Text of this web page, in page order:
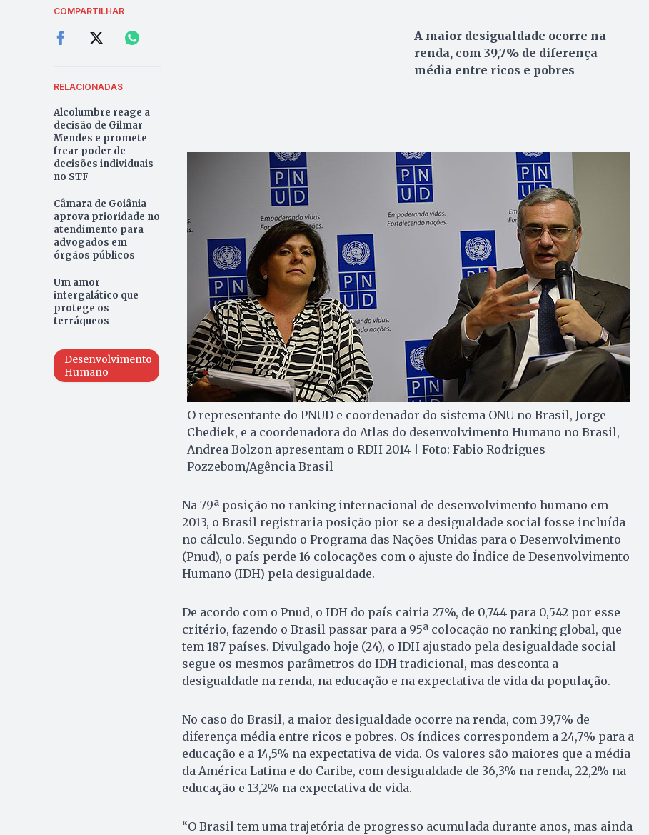
COMPARTILHAR
RELACIONADAS
Alcolumbre reage a
decisão de Gilmar
Mendes e promete
frear poder de
decisões individuais
no STF
Câmara de Goiânia
aprova prioridade no
atendimento para
advogados em
órgãos públicos
Um amor
intergalático que
protege os
terráqueos
Desenvolvimento
Humano
A maior desigualdade ocorre na
renda, com 39,7% de diferença
média entre ricos e pobres
O representante do PNUD e coordenador do sistema ONU no Brasil, Jorge
Chediek, e a coordenadora do Atlas do desenvolvimento Humano no Brasil,
Andrea Bolzon apresentam o RDH 2014 | Foto: Fabio Rodrigues
Pozzebom/Agência Brasil
Na 79ª posição no ranking internacional de desenvolvimento humano em
2013, o Brasil registraria posição pior se a desigualdade social fosse incluída
no cálculo. Segundo o Programa das Nações Unidas para o Desenvolvimento
(Pnud), o país perde 16 colocações com o ajuste do Índice de Desenvolvimento
Humano (IDH) pela desigualdade.
De acordo com o Pnud, o IDH do país cairia 27%, de 0,744 para 0,542 por esse
critério, fazendo o Brasil passar para a 95ª colocação no ranking global, que
tem 187 países. Divulgado hoje (24), o IDH ajustado pela desigualdade social
segue os mesmos parâmetros do IDH tradicional, mas desconta a
desigualdade na renda, na educação e na expectativa de vida da população.
No caso do Brasil, a maior desigualdade ocorre na renda, com 39,7% de
diferença média entre ricos e pobres. Os índices correspondem a 24,7% para a
educação e a 14,5% na expectativa de vida. Os valores são maiores que a média
da América Latina e do Caribe, com desigualdade de 36,3% na renda, 22,2% na
educação e 13,2% na expectativa de vida.
“O Brasil tem uma trajetória de progresso acumulada durante anos, mas ainda